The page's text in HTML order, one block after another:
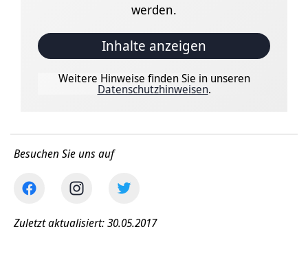
werden.
Inhalte anzeigen
Weitere Hinweise finden Sie in unseren
Datenschutzhinweisen.
Besuchen Sie uns auf
Zuletzt aktualisiert: 30.05.2017